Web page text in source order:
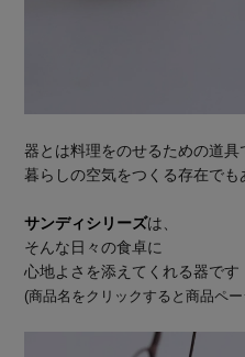
器とは料理をのせるための道具
暮らしの空気をつくる存在でも
サンディシリーズは、
そんな日々の食卓に
心地よさを添えてくれる器です
(商品名をクリックすると商品ペ